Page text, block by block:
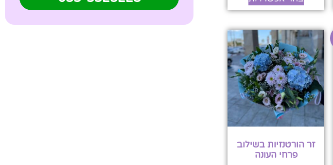
זר הורטנזיות בשילוב
פרחי העונה